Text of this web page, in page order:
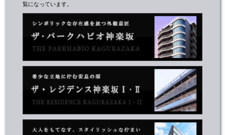
覧になっています。